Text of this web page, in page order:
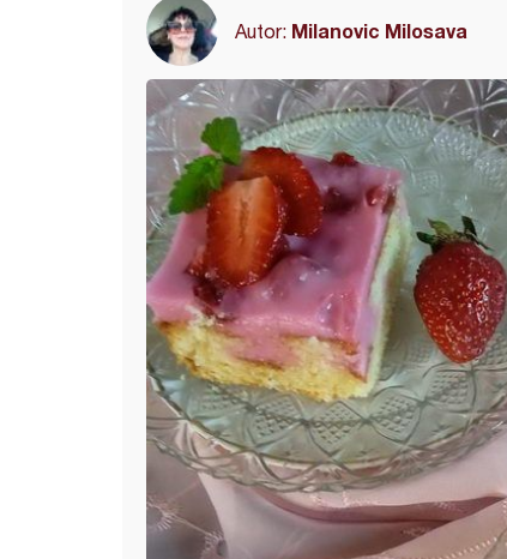
Autor: Milanovic Milosava